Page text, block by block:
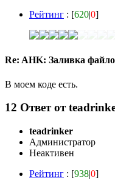
Рейтинг : [620|0]
Re: AHK: Заливка
В моем коде есть.
12 Ответ от
teadrinker
Администратор
Неактивен
Рейтинг : [938|0]